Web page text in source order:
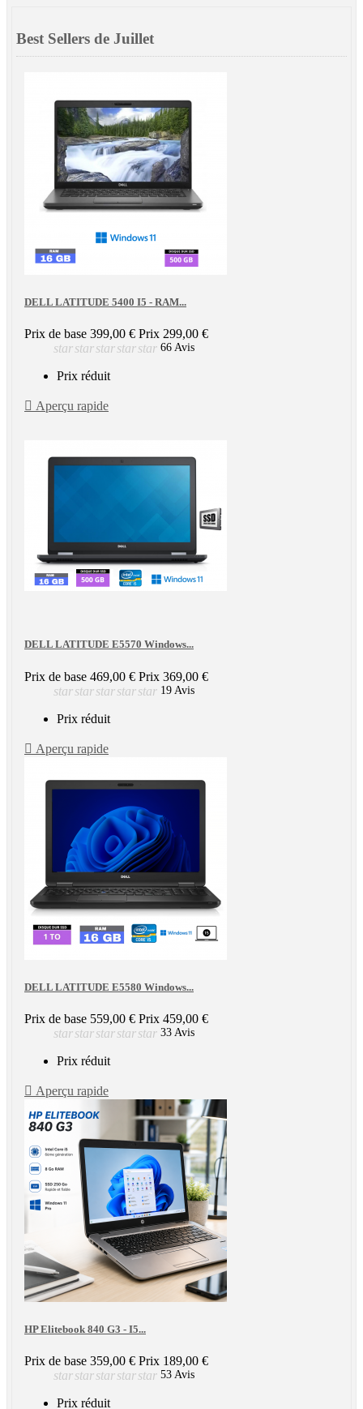
Best Sellers de Juillet
DELL LATITUDE 5400 I5 - RAM...
Prix de base 399,00 € Prix 299,00 €
starstarstarstarstar 66 Avis
Prix réduit
 Aperçu rapide
DELL LATITUDE E5570 Windows...
Prix de base 469,00 € Prix 369,00 €
starstarstarstarstar 19 Avis
Prix réduit
 Aperçu rapide
DELL LATITUDE E5580 Windows...
Prix de base 559,00 € Prix 459,00 €
starstarstarstarstar 33 Avis
Prix réduit
 Aperçu rapide
HP Elitebook 840 G3 - I5...
Prix de base 359,00 € Prix 189,00 €
starstarstarstarstar 53 Avis
Prix réduit